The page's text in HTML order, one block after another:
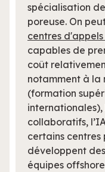
spécialisation
poreuse. On
centres
capables de
coût
notamment à la
(formation
collaboratifs,
certains centres
développent
équipes